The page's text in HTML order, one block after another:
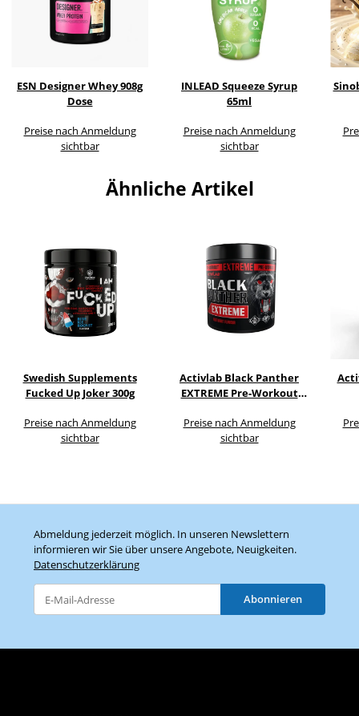
ESN Designer Whey 908g
Dose
Preise nach Anmeldung
sichtbar
INLEAD Squeeze Syrup
65ml
Preise nach Anmeldung
sichtbar
Ähnliche Artikel
Swedish Supplements
Fucked Up Joker 300g
Preise nach Anmeldung
sichtbar
Activlab Black Panther
EXTREME Pre-Workout
Preise nach Anmeldung
sichtbar
Abmeldung jederzeit möglich. In unseren Newslettern
informieren wir Sie über unsere Angebote, Neuigkeiten.
Datenschutzerklärung
Abonnieren